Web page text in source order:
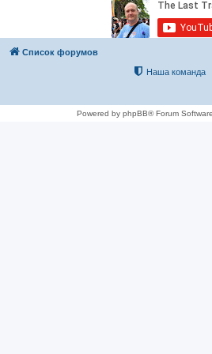
Список форумов
Наша команда
Powered by phpBB® Forum